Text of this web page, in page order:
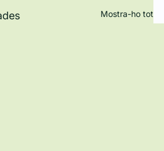
Mostra-ho tot